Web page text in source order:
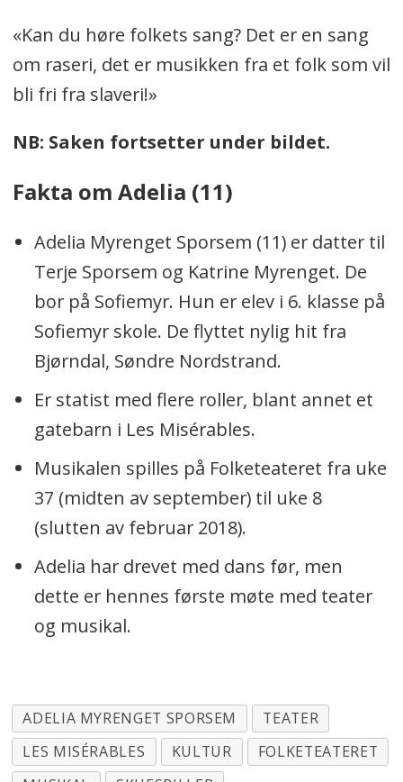
«Kan du høre folkets sang? Det er en sang
om raseri, det er musikken fra et folk som vil
bli fri fra slaveri!»
NB: Saken fortsetter under bildet.
Fakta om Adelia (11)
Adelia Myrenget Sporsem (11) er datter til
Terje Sporsem og Katrine Myrenget. De
bor på Sofiemyr. Hun er elev i 6. klasse på
Sofiemyr skole. De flyttet nylig hit fra
Bjørndal, Søndre Nordstrand.
Er statist med flere roller, blant annet et
gatebarn i Les Misérables.
Musikalen spilles på Folketeateret fra uke
37 (midten av september) til uke 8
(slutten av februar 2018).
Adelia har drevet med dans før, men
dette er hennes første møte med teater
og musikal.
ADELIA MYRENGET SPORSEM
TEATER
LES MISÉRABLES
KULTUR
FOLKETEATERET